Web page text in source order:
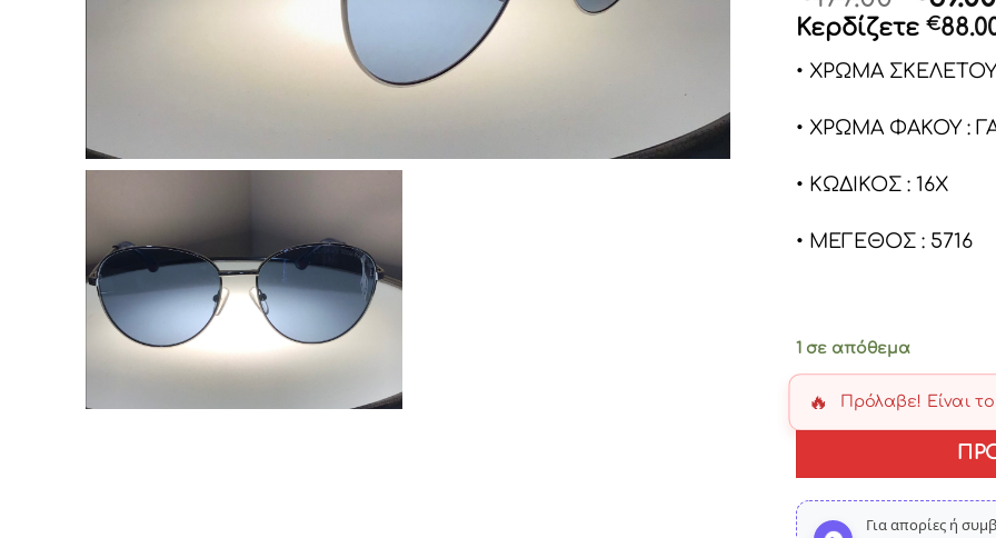
price
was:
Κερδίζετε €
• ΧΡΩΜΑ
• ΧΡΩΜΑ ΦΑΚΟΥ :
• ΚΩΔΙΚΟΣ : 16X
• ΜΕΓΕΘΟΣ : 5716
1 σε απόθεμα
🔥 Πρόλαβε! Είναι
Για απορίες ή